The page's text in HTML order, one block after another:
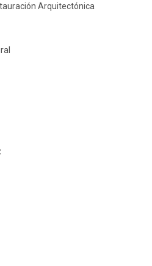
Arquitectónica